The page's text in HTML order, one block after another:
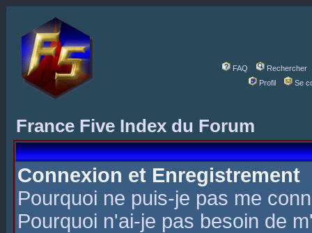
FAQ
Rechercher
Profil
Se
France Five Index du Forum
Connexion et Enregistrement
Pourquoi ne puis-je pas me
Pourquoi n'ai-je pas besoin de